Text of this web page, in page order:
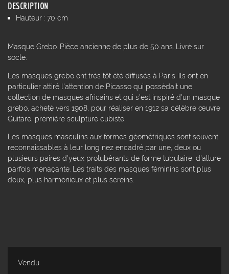
DESCRIPTION
Hauteur : 70 cm
Masque Grebo. Pièce ancienne de plus de 50 ans. Livré sur
socle.
Les masques grebo ont très tôt été diffusés à Paris. Ils ont en
particulier attiré l'attention de Picasso qui possédait une
collection de masques africains et qui s'est inspiré d'un masque
grebo, acheté vers 1908, pour réaliser en 1912 sa célèbre œuvre
Guitare, première sculpture cubiste.
Les masques masculins aux formes géométriques sont souvent
reconnaissables à leur long nez encadré par une, deux ou
plusieurs paires d'yeux protubérants de forme tubulaire, d'allure
parfois menaçante. Les traits des masques féminins sont plus
doux, plus harmonieux et plus sereins.
Vendu